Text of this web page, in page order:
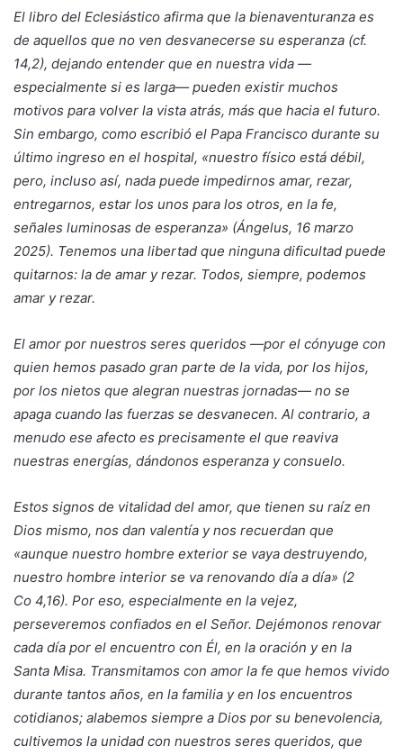
El libro del Eclesiástico afirma que la bienaventuranza es
de aquellos que no ven desvanecerse su esperanza (cf.
14,2), dejando entender que en nuestra vida —
especialmente si es larga— pueden existir muchos
motivos para volver la vista atrás, más que hacia el futuro.
Sin embargo, como escribió el Papa Francisco durante su
último ingreso en el hospital, «nuestro físico está débil,
pero, incluso así, nada puede impedirnos amar, rezar,
entregarnos, estar los unos para los otros, en la fe,
señales luminosas de esperanza» (Ángelus, 16 marzo
2025). Tenemos una libertad que ninguna dificultad puede
quitarnos: la de amar y rezar. Todos, siempre, podemos
amar y rezar.
El amor por nuestros seres queridos —por el cónyuge con
quien hemos pasado gran parte de la vida, por los hijos,
por los nietos que alegran nuestras jornadas— no se
apaga cuando las fuerzas se desvanecen. Al contrario, a
menudo ese afecto es precisamente el que reaviva
nuestras energías, dándonos esperanza y consuelo.
Estos signos de vitalidad del amor, que tienen su raíz en
Dios mismo, nos dan valentía y nos recuerdan que
«aunque nuestro hombre exterior se vaya destruyendo,
nuestro hombre interior se va renovando día a día» (2
Co 4,16). Por eso, especialmente en la vejez,
perseveremos confiados en el Señor. Dejémonos renovar
cada día por el encuentro con Él, en la oración y en la
Santa Misa. Transmitamos con amor la fe que hemos vivido
durante tantos años, en la familia y en los encuentros
cotidianos; alabemos siempre a Dios por su benevolencia,
cultivemos la unidad con nuestros seres queridos, que